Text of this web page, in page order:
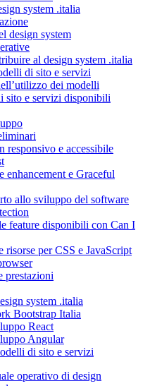
system .italia
design system
al design system .italia
di sito e servizi
dei modelli
sito e servizi disponibili
responsivo e accessibile
enhancement e Graceful
allo sviluppo del software
feature disponibili con Can I
risorse per CSS e JavaScript
prestazioni
system .italia
Bootstrap Italia
React
Angular
di sito e servizi
operativo di design